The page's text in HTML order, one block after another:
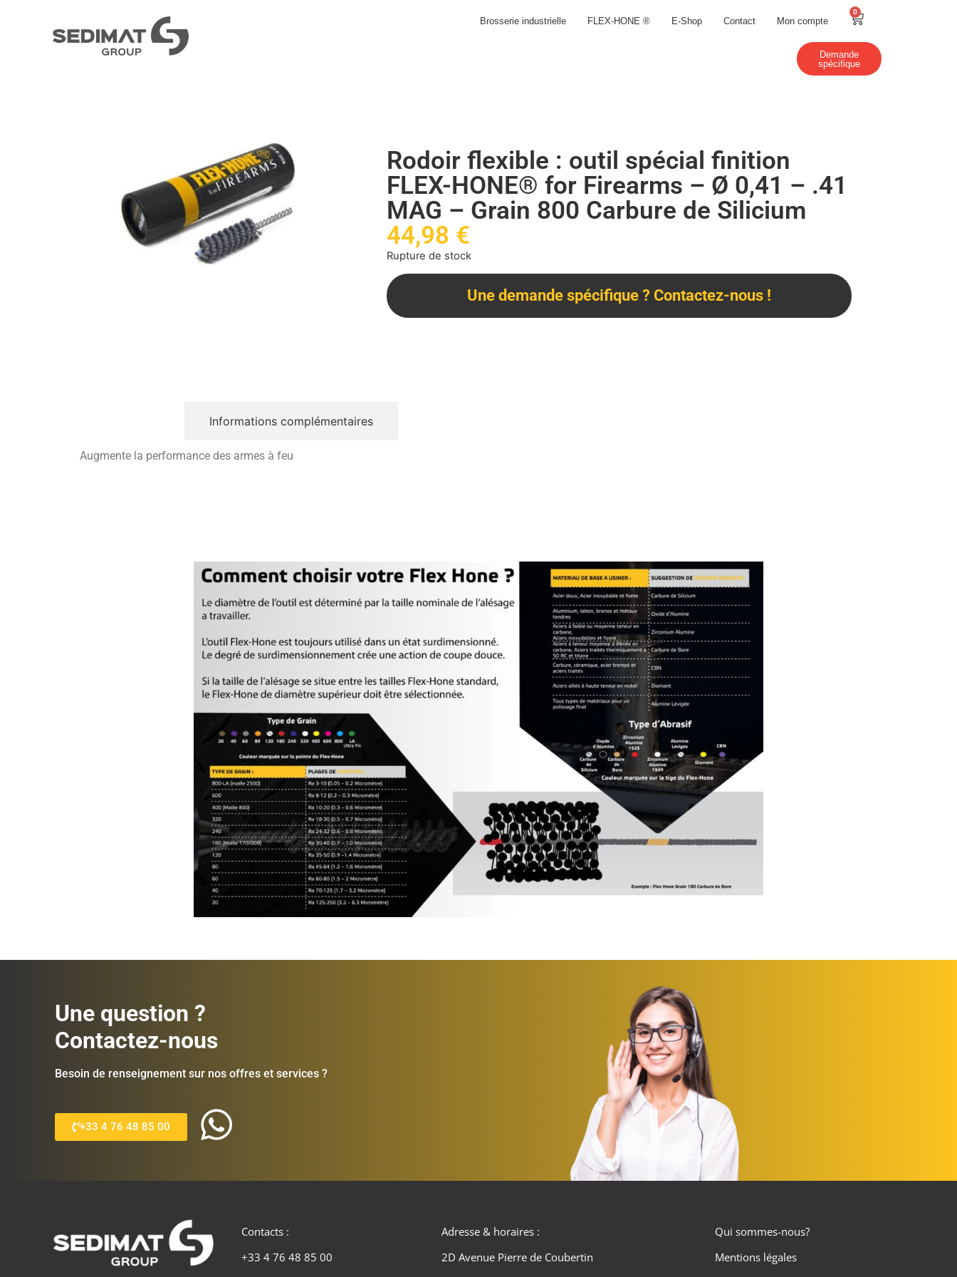
Brosserie industrielle FLEX-HONE ® E-Shop Contact Mon compte
0
Demande
spécifique
Rodoir flexible : outil spécial finition
FLEX-HONE® for Firearms – Ø 0,41 – .41
MAG – Grain 800 Carbure de Silicium
44,98 €
Rupture de stock
Une demande spécifique ? Contactez-nous !
Informations complémentaires
Augmente la performance des armes à feu
Une question ?
Contactez-nous
Besoin de renseignement sur nos offres et services ?
+33 4 76 48 85 00
Contacts :
+33 4 76 48 85 00
Adresse & horaires :
2D Avenue Pierre de Coubertin
Qui sommes-nous?
Mentions légales